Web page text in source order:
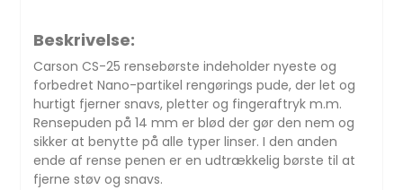
Beskrivelse:
Carson CS-25 rensebørste indeholder nyeste og
forbedret Nano-partikel rengørings pude, der let og
hurtigt fjerner snavs, pletter og fingeraftryk m.m.
Rensepuden på 14 mm er blød der gør den nem og
sikker at benytte på alle typer linser. I den anden
ende af rense penen er en udtrækkelig børste til at
fjerne støv og snavs.